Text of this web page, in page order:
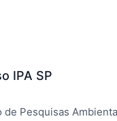
IPA SP
de Pesquisas